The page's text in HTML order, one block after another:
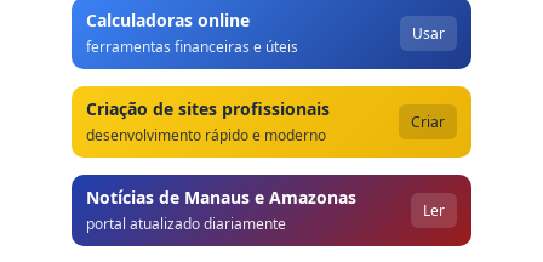
Calculadoras online
ferramentas financeiras e úteis
Usar
Criação de sites profissionais
desenvolvimento rápido e moderno
Criar
Notícias de Manaus e Amazonas
portal atualizado diariamente
Ler